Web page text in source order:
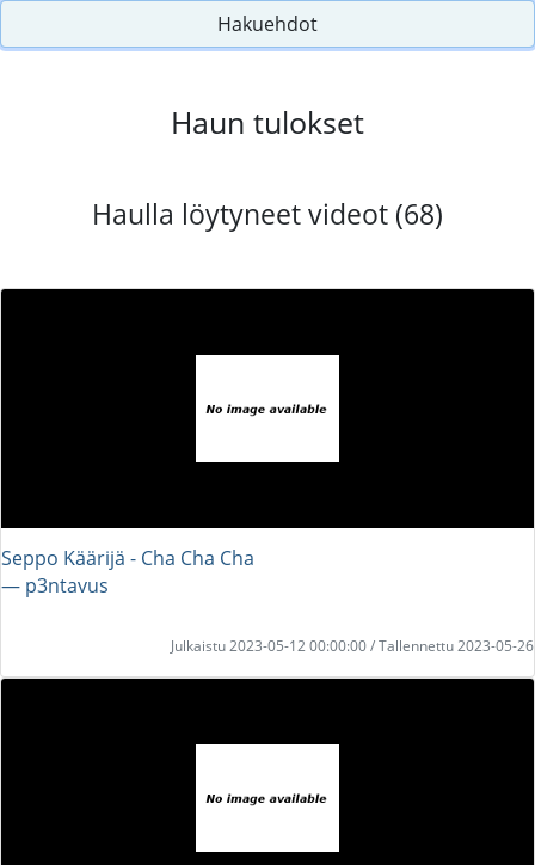
Hakuehdot
Haun tulokset
Haulla löytyneet videot (68)
Seppo Käärijä - Cha Cha Cha
― p3ntavus
Julkaistu 2023-05-12 00:00:00 / Tallennettu 2023-05-26